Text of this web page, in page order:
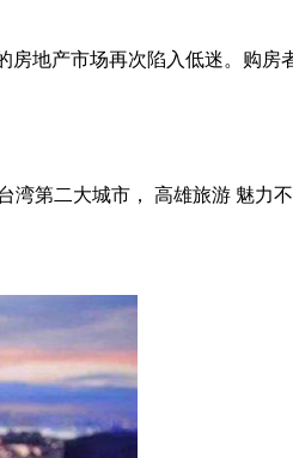
地产市场再次陷入低迷。购房
第二大城市， 高雄旅游 魅力